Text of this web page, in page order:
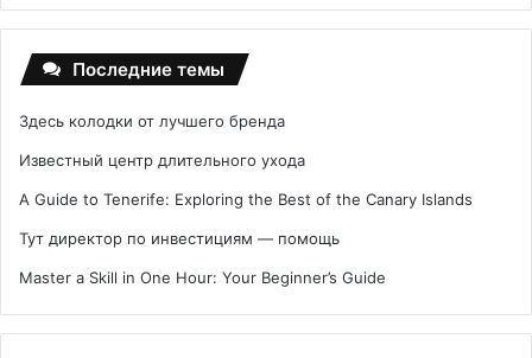
Последние темы
Здесь колодки от лучшего бренда
Известный центр длительного ухода
A Guide to Tenerife: Exploring the Best of the Canary Islands
Тут директор по инвестициям — помощь
Master a Skill in One Hour: Your Beginner’s Guide